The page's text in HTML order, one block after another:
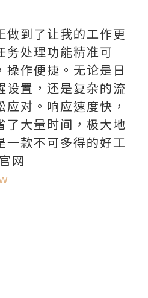
做到了让我的工作更
务处理功能精准可
操作便捷。无论是日
设置，还是复杂的流
对。响应速度快，
了大量时间，极大地
一款不可多得的好工
网